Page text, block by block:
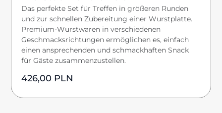
Das perfekte Set für Treffen in größeren Runden
und zur schnellen Zubereitung einer Wurstplatte.
Premium-Wurstwaren in verschiedenen
Geschmacksrichtungen ermöglichen es, einfach
einen ansprechenden und schmackhaften Snack
für Gäste zusammenzustellen.
426,00 PLN